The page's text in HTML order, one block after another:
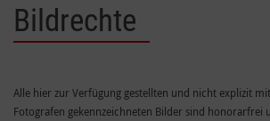
Bildrechte
Alle hier zur Verfügung gestellten und nicht explizit
Fotografen gekennzeichneten Bilder sind honorarfrei